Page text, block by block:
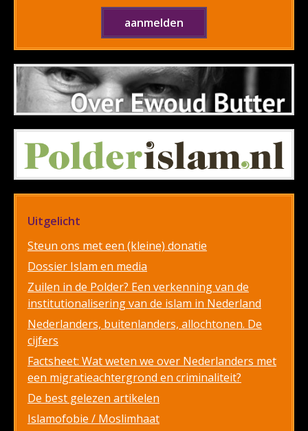
Uitgelicht
Steun ons met een (kleine) donatie
Dossier Islam en media
Zuilen in de Polder? Een verkenning van de
institutionalisering van de islam in Nederland
Nederlanders, buitenlanders, allochtonen. De
cijfers
Factsheet: Wat weten we over Nederlanders met
een migratieachtergrond en criminaliteit?
De best gelezen artikelen
Islamofobie / Moslimhaat